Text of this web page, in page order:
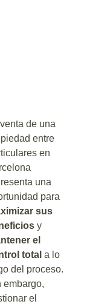
de una
entre
en
una
para
sus
y
el
total a lo
del proceso.
embargo,
el